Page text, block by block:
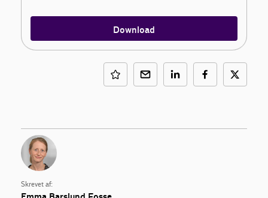
Download
Skrevet af: